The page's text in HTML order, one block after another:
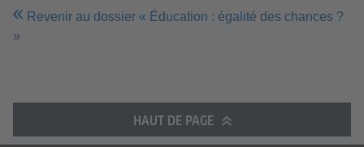
Revenir au dossier « Éducation : égalité des chances ?
»
HAUT DE PAGE